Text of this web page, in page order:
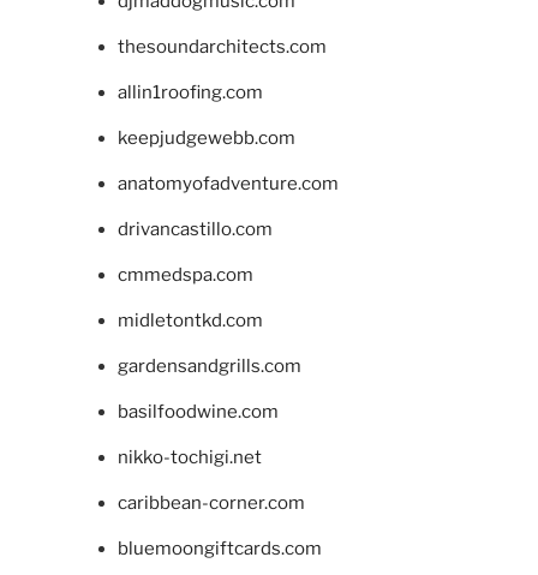
thesoundarchitects.com
allin1roofing.com
keepjudgewebb.com
anatomyofadventure.com
drivancastillo.com
cmmedspa.com
midletontkd.com
gardensandgrills.com
basilfoodwine.com
nikko-tochigi.net
caribbean-corner.com
bluemoongiftcards.com